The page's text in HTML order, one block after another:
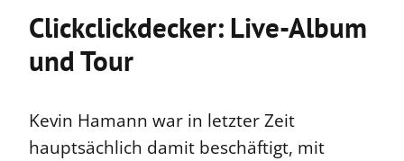
Clickclickdecker: Live-Album
und Tour
Kevin Hamann war in letzter Zeit
hauptsächlich damit beschäftigt, mit